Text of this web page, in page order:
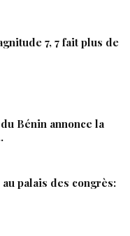
7, 7 fait plus de
Bénin annonce la
palais des congrès: